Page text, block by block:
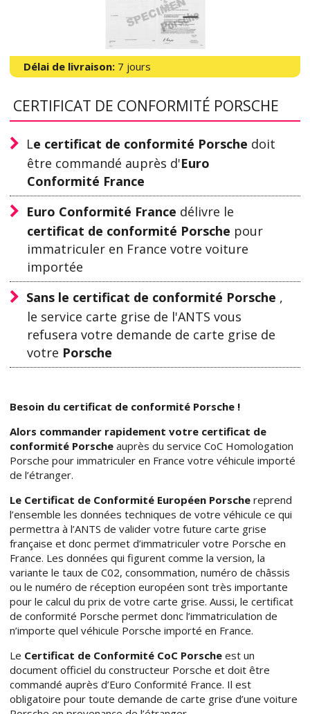
Délai de livraison: 7 jours
CERTIFICAT DE CONFORMITÉ PORSCHE
Le certificat de conformité Porsche doit
être commandé auprès d'Euro
Conformité France
Euro Conformité France délivre le
certificat de conformité Porsche pour
immatriculer en France votre voiture
importée
Sans le certificat de conformité Porsche ,
le service carte grise de l'ANTS vous
refusera votre demande de carte grise de
votre Porsche
Besoin du certificat de conformité Porsche !
Alors commander rapidement votre certificat de
conformité Porscheauprès du service CoC Homologation
Porsche pour immatriculer en France votre véhicule importé
de l’étranger.
Le Certificat de Conformité Européen Porsche reprend
l’ensemble les données techniques de votre véhicule ce qui
permettra à l’ANTS de valider votre future carte grise
française et donc permet d’immatriculer votre Porsche en
France. Les données qui figurent comme la version, la
variante le taux de C02, consommation, numéro de châssis
ou le numéro de réception européen sont très importante
pour le calcul du prix de votre carte grise. Aussi, le certificat
de conformité Porsche permet donc l’immatriculation de
n’importe quel véhicule Porsche importé en France.
Le Certificat de Conformité CoC Porscheest un
document officiel du constructeur Porsche et doit être
commandé auprès d’Euro Conformité France. Il est
obligatoire pour toute demande de carte grise d’une voiture